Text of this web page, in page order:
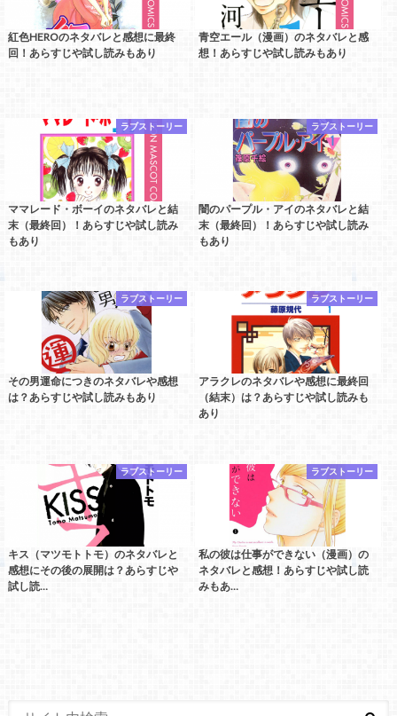
紅色HEROのネタバレと感想に最終
回！あらすじや試し読みもあり
青空エール（漫画）のネタバレと感
想！あらすじや試し読みもあり
ラブストーリー
ママレード・ボーイのネタバレと結
末（最終回）！あらすじや試し読み
もあり
ラブストーリー
闇のパープル・アイのネタバレと結
末（最終回）！あらすじや試し読み
もあり
ラブストーリー
その男運命につきのネタバレや感想
は？あらすじや試し読みもあり
ラブストーリー
アラクレのネタバレや感想に最終回
（結末）は？あらすじや試し読みも
あり
ラブストーリー
キス（マツモトトモ）のネタバレと
感想にその後の展開は？あらすじや
試し読…
ラブストーリー
私の彼は仕事ができない（漫画）の
ネタバレと感想！あらすじや試し読
みもあ…